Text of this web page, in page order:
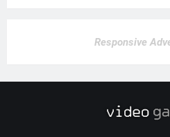
Responsive